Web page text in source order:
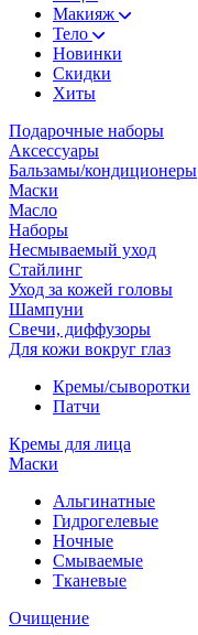
Макияж
Тело
Новинки
Скидки
Хиты
Подарочные наборы
Аксессуары
Бальзамы/кондиционеры
Маски
Масло
Наборы
Несмываемый уход
Стайлинг
Уход за кожей головы
Шампуни
Свечи, диффузоры
Для кожи вокруг глаз
Кремы/сыворотки
Патчи
Кремы для лица
Маски
Альгинатные
Гидрогелевые
Ночные
Смываемые
Тканевые
Очищение